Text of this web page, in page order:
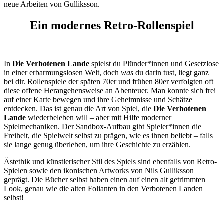
neue Arbeiten von Gulliksson.
Ein modernes Retro-Rollenspiel
In Die Verbotenen Lande spielst du Plünder*innen und Gesetzlose
in einer erbarmungslosen Welt, doch was du darin tust, liegt ganz
bei dir. Rollenspiele der späten 70er und frühen 80er verfolgten oft
diese offene Herangehensweise an Abenteuer. Man konnte sich frei
auf einer Karte bewegen und ihre Geheimnisse und Schätze
entdecken. Das ist genau die Art von Spiel, die Die Verbotenen
Lande wiederbeleben will – aber mit Hilfe moderner
Spielmechaniken. Der Sandbox-Aufbau gibt Spieler*innen die
Freiheit, die Spielwelt selbst zu prägen, wie es ihnen beliebt – falls
sie lange genug überleben, um ihre Geschichte zu erzählen.
Ästethik und künstlerischer Stil des Spiels sind ebenfalls von Retro-
Spielen sowie den ikonischen Artworks von Nils Gulliksson
geprägt. Die Bücher selbst haben einen auf einen alt getrimmten
Look, genau wie die alten Folianten in den Verbotenen Landen
selbst!